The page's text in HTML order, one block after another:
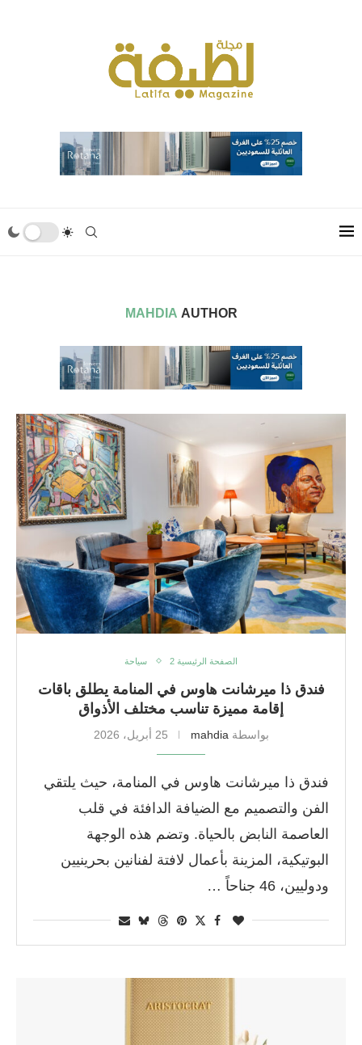
AUTHOR
MAHDIA
الصفحة الرئيسية 2 سياحة
فندق ذا ميرشانت هاوس في المنامة يطلق باقات
إقامة مميزة تناسب مختلف الأذواق
بواسطة mahdia 25 أبريل، 2026
فندق ذا ميرشانت هاوس في المنامة، حيث يلتقي
الفن والتصميم مع الضيافة الدافئة في قلب
العاصمة النابض بالحياة. وتضم هذه الوجهة
البوتيكية، المزينة بأعمال لافتة لفنانين بحرينيين
ودوليين، 46 جناحاً …